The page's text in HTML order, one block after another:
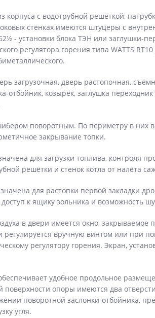
корпуса с водотрубной решёткой,
стенках имеются штуцеры с
- установки блока ТЭН или заглушки-
регулятора горения типа WATTS
загрузочная, дверь растопочная,
отбойник, козырёк, заглушка
поворотным. По периметру в них
закрывание топки.
для загрузки топлива, контроля
решётки и стенок котла от налёта
для растопки первой закладки
к ящику зольника и возможность
в двери имеется окно, закрываемое
регулируется вручную винтом или при
регулятору горения. Экран,
удобное продольное
поверхности опоры имеются два
поворотной заслонки-отбойника,
угля.